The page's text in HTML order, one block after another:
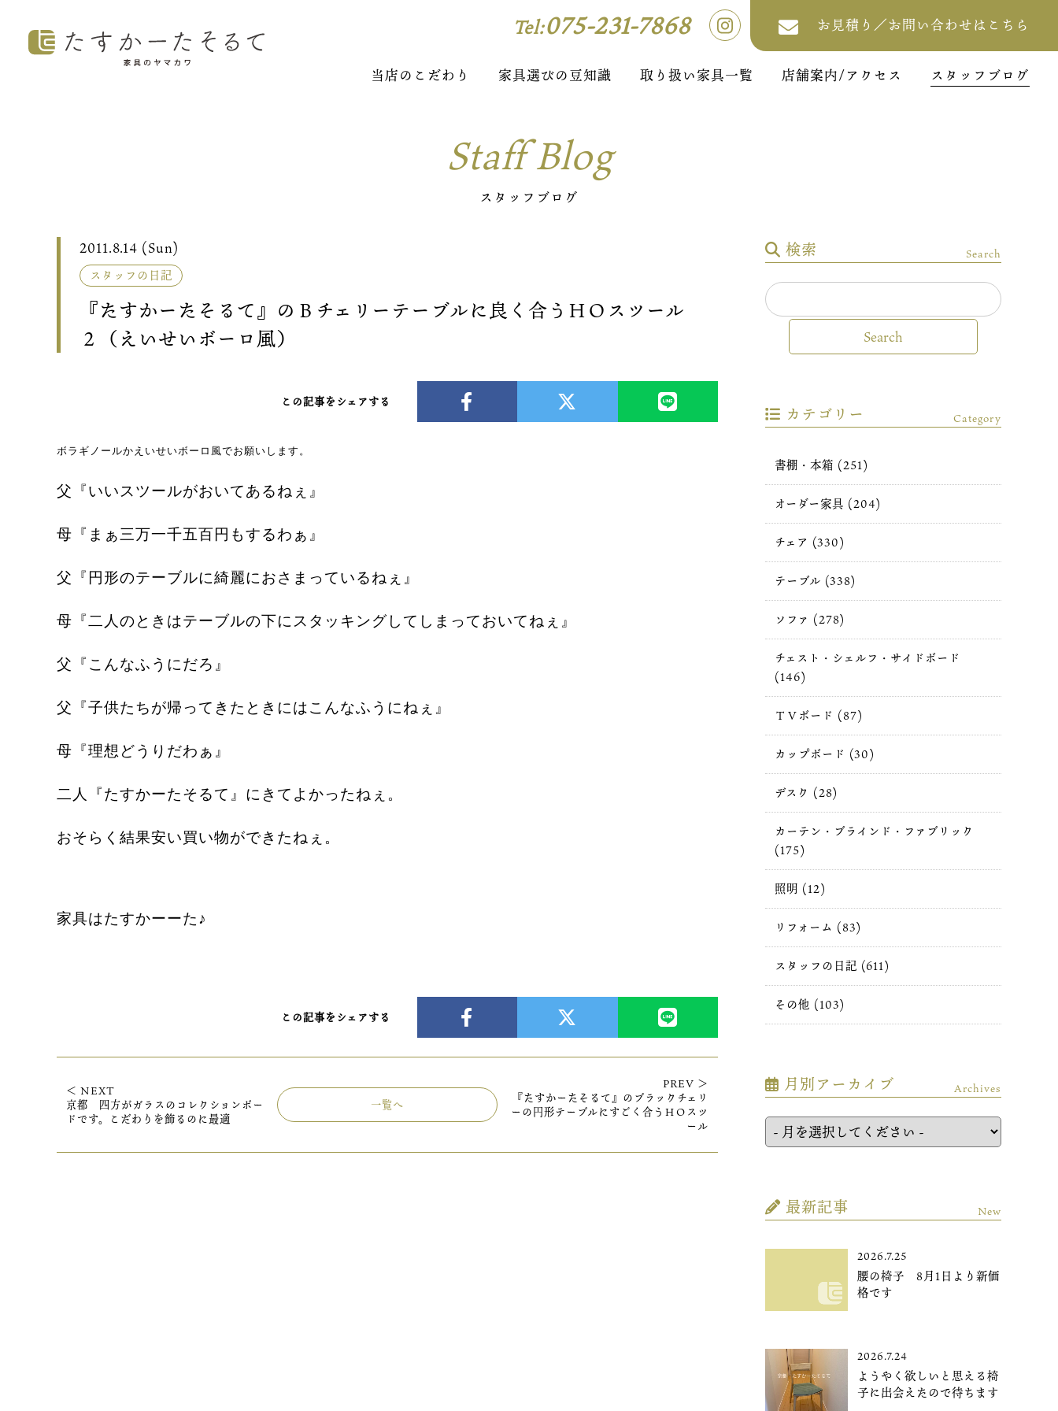
Tel:075-231-7868 お見積り／お問い合わせはこちら
当店のこだわり 家具選びの豆知識 取り扱い家具一覧 店舗案内/アクセス スタッフブログ
Staff Blog
スタッフブログ
2011.8.14 (Sun)
スタッフの日記
『たすかーたそるて』のＢチェリーテーブルに良く合うＨＯスツール
２（えいせいボーロ風）
この記事をシェアする
ボラギノールかえいせいボーロ風でお願いします。
父『いいスツールがおいてあるねぇ』
母『まぁ三万一千五百円もするわぁ』
父『円形のテーブルに綺麗におさまっているねぇ』
母『二人のときはテーブルの下にスタッキングしてしまっておいてねぇ』
父『こんなふうにだろ』
父『子供たちが帰ってきたときにはこんなふうにねぇ』
母『理想どうりだわぁ』
二人『たすかーたそるて』にきてよかったねぇ。
おそらく結果安い買い物ができたねぇ。
家具はたすかーーた♪
この記事をシェアする
＜ NEXT
京都 四方がガラスのコレクションボー
ドです。こだわりを飾るのに最適
一覧へ
PREV ＞
『たすかーたそるて』のブラックチェリ
ーの円形テーブルにすごく合うＨＯスツ
ール
検索 Search
カテゴリー Category
書棚・本箱 (251)
オーダー家具 (204)
チェア (330)
テーブル (338)
ソファ (278)
チェスト・シェルフ・サイドボード
(146)
ＴＶボード (87)
カップボード (30)
デスク (28)
カーテン・ブラインド・ファブリック
(175)
照明 (12)
リフォーム (83)
スタッフの日記 (611)
その他 (103)
月別アーカイブ Archives
最新記事 New
2026.7.25
腰の椅子 8月1日より新価
格です
2026.7.24
ようやく欲しいと思える椅
子に出会えたので待ちます